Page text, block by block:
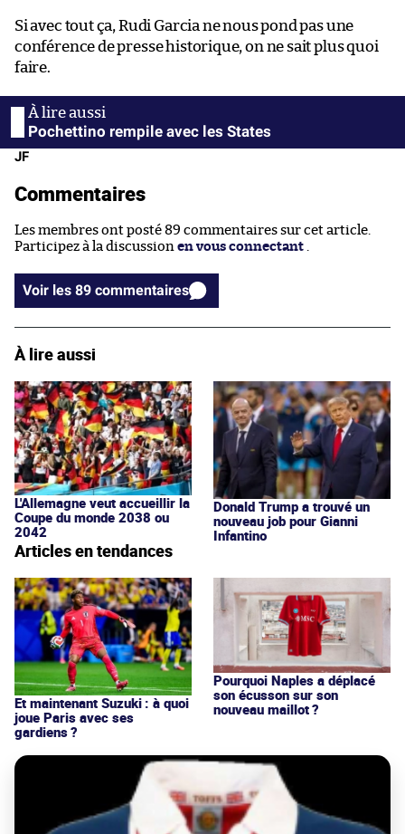
Si avec tout ça, Rudi Garcia ne nous pond pas une
conférence de presse historique, on ne sait plus quoi
faire.
Pochettino rempile avec les States
JF
Commentaires
Les membres ont posté 89 commentaires sur cet article.
Participez à la discussion en vous connectant
Voir les 89 commentaires
À lire aussi
L'Allemagne veut accueillir la
Coupe du monde 2038 ou
2042
Donald Trump a trouvé un
nouveau job pour Gianni
Infantino
Articles en tendances
Et maintenant Suzuki : à quoi
joue Paris avec ses
gardiens ?
Pourquoi Naples a déplacé
son écusson sur son
nouveau maillot ?